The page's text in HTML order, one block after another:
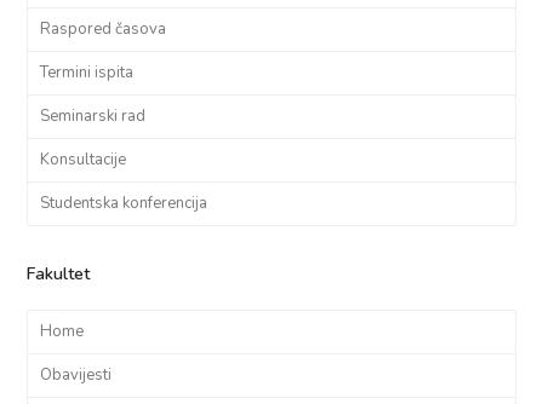
Raspored časova
Termini ispita
Seminarski rad
Konsultacije
Studentska konferencija
Fakultet
Home
Obavijesti